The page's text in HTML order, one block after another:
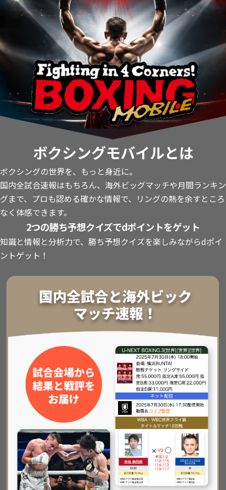
ボクシングモバイルとは
ボクシングの世界を、もっと身近に。
国内全試合速報はもちろん、海外ビッグマッチや月間ランキン
グまで、プロも認める確かな情報で、リングの熱を余すところ
なく体感できます。
2つの勝ち予想クイズでdポイントをゲット
知識と情報と分析力で、勝ち予想クイズを楽しみながらdポイ
ントゲット！